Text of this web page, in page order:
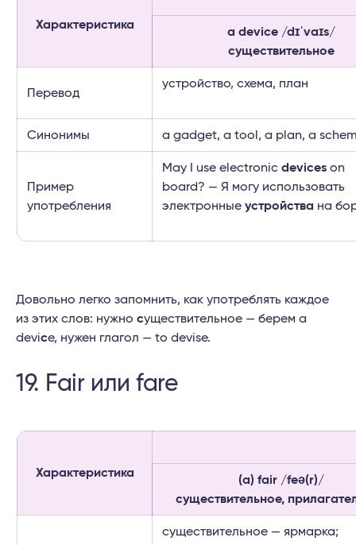
Характеристика
a device /dɪˈvaɪs/
существительное
Перевод
устройство, схема, план
Синонимы a gadget, a tool, a plan, a
Пример
употребления
May I use electronic devices on
board? — Я могу использовать
электронные устройства на
Довольно легко запомнить, как употреблять каждое
из этих слов: нужно существительное — берем a
device, нужен глагол — to devise.
19. Fair или fare
Характеристика
(a) fair /feə(r)/
существительное,
существительное — ярмарка;